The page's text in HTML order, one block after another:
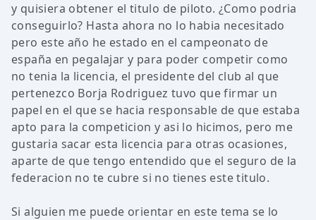
y quisiera obtener el titulo de piloto. ¿Como podria
conseguirlo? Hasta ahora no lo habia necesitado
pero este año he estado en el campeonato de
españa en pegalajar y para poder competir como
no tenia la licencia, el presidente del club al que
pertenezco Borja Rodriguez tuvo que firmar un
papel en el que se hacia responsable de que estaba
apto para la competicion y asi lo hicimos, pero me
gustaria sacar esta licencia para otras ocasiones,
aparte de que tengo entendido que el seguro de la
federacion no te cubre si no tienes este titulo.
Si alguien me puede orientar en este tema se lo